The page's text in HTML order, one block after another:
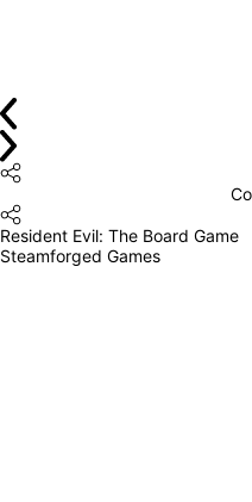
Resident Evil: The Board Game
Steamforged Games